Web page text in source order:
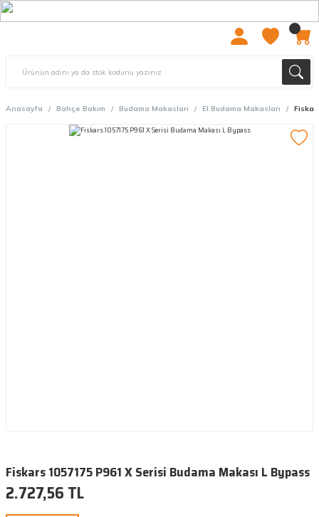
Anasayfa Bahçe Bakım Budama Makasları El Budama Makasları
Fiskars 1057175 P961 X Serisi Budama Makası L Bypass
2.727,56 TL